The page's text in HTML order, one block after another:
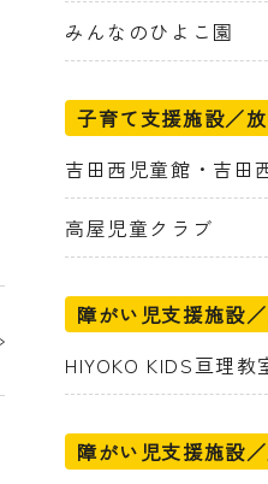
みんなのひよこ園
子育て支援施設／
吉田西児童館・吉田
高屋児童クラブ
障がい児支援施設
HIYOKO KIDS亘理教
障がい児支援施設